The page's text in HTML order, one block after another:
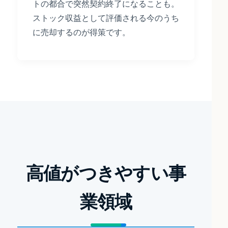
トの都合で突然契約終了になることも。
ストック収益として評価される今のうち
に売却するのが得策です。
高値がつきやすい事
業領域